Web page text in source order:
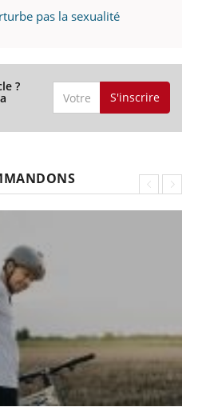
pas la sexualité
?
S'inscrire